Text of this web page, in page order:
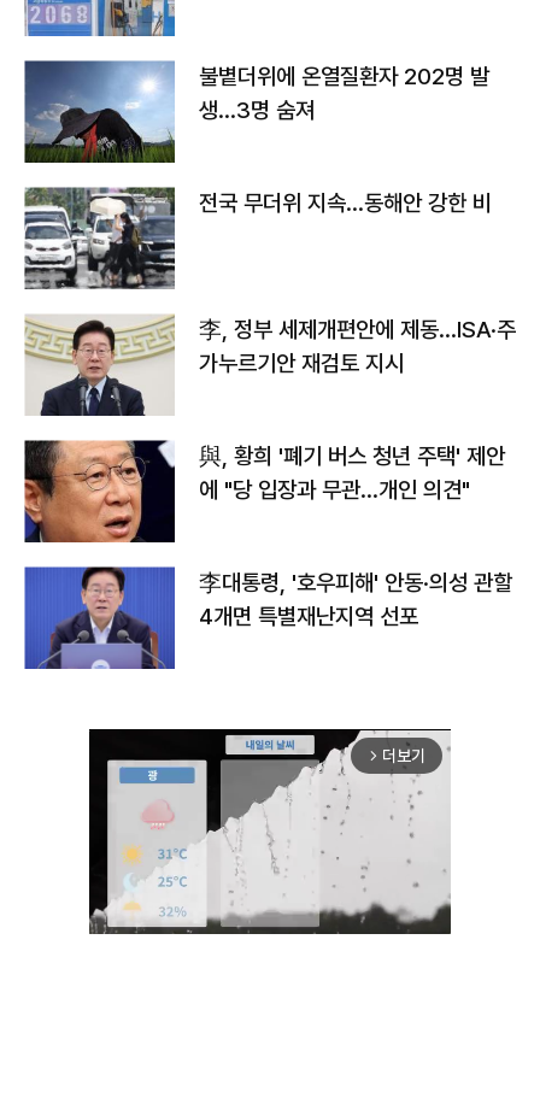
불볕더위에 온열질환자 202명 발
생…3명 숨져
전국 무더위 지속…동해안 강한 비
李, 정부 세제개편안에 제동…ISA·주
가누르기안 재검토 지시
與, 황희 '폐기 버스 청년 주택' 제안
에 "당 입장과 무관…개인 의견"
李대통령, '호우피해' 안동·의성 관할
4개면 특별재난지역 선포
arrow_forward_ios 더보기